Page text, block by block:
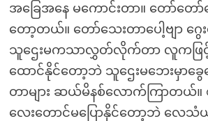
အခြေအနေ မကောင်းတာ။ တော်တ
တော့တယ်။ တော်သေးတာပေါ့ဗျာ ဂွ
သူဌေးမကသာလွှတ်လိုက်တာ လူကဖြင့်
ထောင်နိုင်တော့ဘဲ သူဌေးမဘေးမှာခွ
တာများ ဆယ်မိနစ်လောက်ကြာတယ်။
လေးတောင်မပြောနိုင်တော့ဘဲ လေ